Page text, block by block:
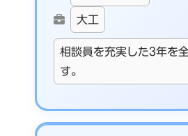
大工
相談員を充実した3年を
す。